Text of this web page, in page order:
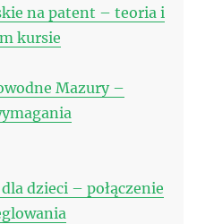
na patent – teoria i
kursie
Mazury –
dzieci – połączenie